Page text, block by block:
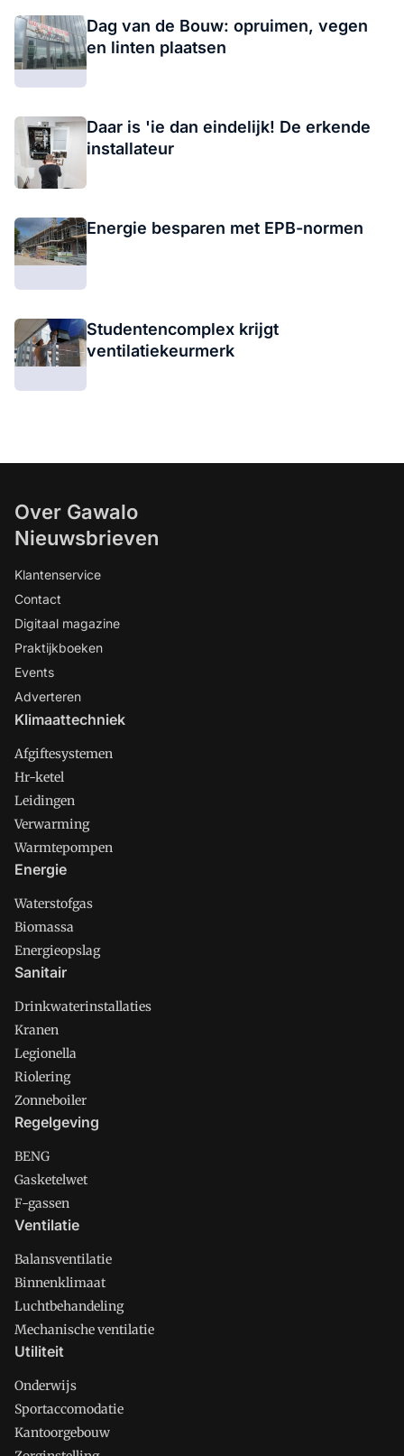
Dag van de Bouw: opruimen, vegen
en linten plaatsen
Daar is 'ie dan eindelijk! De erkende
installateur
Energie besparen met EPB-normen
Studentencomplex krijgt
ventilatiekeurmerk
Over Gawalo
Nieuwsbrieven
Klantenservice
Contact
Digitaal magazine
Praktijkboeken
Events
Adverteren
Klimaattechniek
Afgiftesystemen
Hr-ketel
Leidingen
Verwarming
Warmtepompen
Energie
Waterstofgas
Biomassa
Energieopslag
Sanitair
Drinkwaterinstallaties
Kranen
Legionella
Riolering
Zonneboiler
Regelgeving
BENG
Gasketelwet
F-gassen
Ventilatie
Balansventilatie
Binnenklimaat
Luchtbehandeling
Mechanische ventilatie
Utiliteit
Onderwijs
Sportaccomodatie
Kantoorgebouw